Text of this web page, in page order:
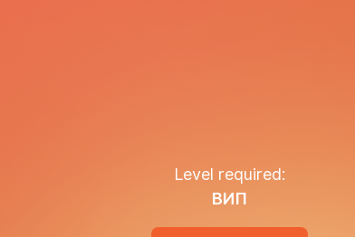
Level required:
ВИП